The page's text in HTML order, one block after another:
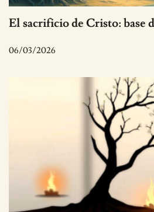
El sacrificio de Cristo: base
06/03/2026